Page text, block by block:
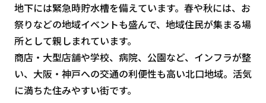
地下には緊急時貯水槽を備えています。春や秋には、お
祭りなどの地域イベントも盛んで、地域住民が集まる場
所として親しまれています。
商店・大型店舗や学校、病院、公園など、インフラが整
い、大阪・神戸への交通の利便性も高い北口地域。活気
に満ちた住みやすい街です。